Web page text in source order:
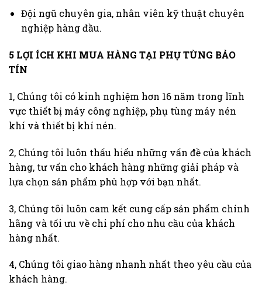
Đội ngũ chuyên gia, nhân viên kỹ thuật chuyên
nghiệp hàng đầu.
5 LỢI ÍCH KHI MUA HÀNG TẠI PHỤ TÙNG BẢO
TÍN
1, Chúng tôi có kinh nghiệm hơn 16 năm trong lĩnh
vực thiết bị máy công nghiệp, phụ tùng máy nén
khí và thiết bị khí nén.
2, Chúng tôi luôn thấu hiểu những vấn đề của khách
hàng, tư vấn cho khách hàng những giải pháp và
lựa chọn sản phẩm phù hợp với bạn nhất.
3, Chúng tôi luôn cam kết cung cấp sản phẩm chính
hãng và tối ưu về chi phí cho nhu cầu của khách
hàng nhất.
4, Chúng tôi giao hàng nhanh nhất theo yêu cầu của
khách hàng.